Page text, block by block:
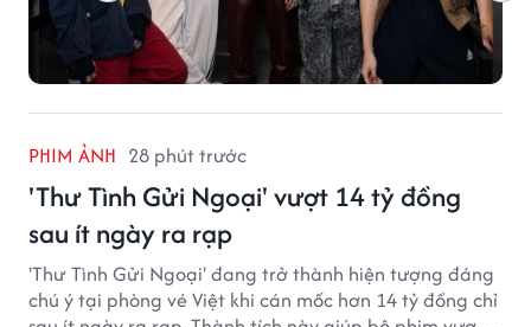
PHIM ẢNH 28 phút trước
'Thư Tình Gửi Ngoại' vượt 14 tỷ đồng
sau ít ngày ra rạp
'Thư Tình Gửi Ngoại' đang trở thành hiện tượng đáng
chú ý tại phòng vé Việt khi cán mốc hơn 14 tỷ đồng chỉ